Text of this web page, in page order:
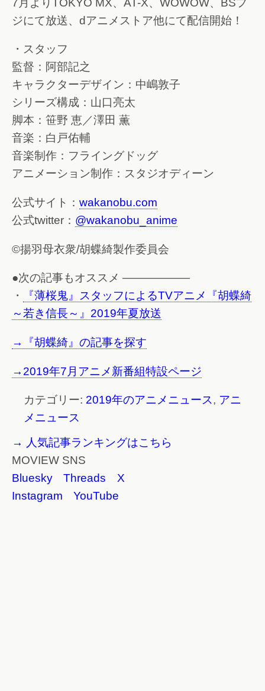
7月よりTOKYO MX、AT-X、WOWOW、BSフ
ジにて放送、dアニメストア他にて配信開始！
・スタッフ
監督：阿部記之
キャラクターデザイン：中嶋敦子
シリーズ構成：山口亮太
脚本：笹野 恵／澤田 薫
音楽：白戸佑輔
音楽制作：フライングドッグ
アニメーション制作：スタジオディーン
公式サイト： wakanobu.com
公式twitter： @wakanobu_anime
©揚羽母衣衆/胡蝶綺製作委員会
●次の記事もオススメ ——————
・
『薄桜鬼』スタッフによるTVアニメ『胡蝶綺
～若き信長～』2019年夏放送
→『胡蝶綺』の記事を探す
→2019年7月アニメ新番組特設ページ
カテゴリー: 2019年のアニメニュース, アニ
メニュース
→ 人気記事ランキングはこちら
MOVIEW SNS
Bluesky
Threads
X
Instagram
YouTube